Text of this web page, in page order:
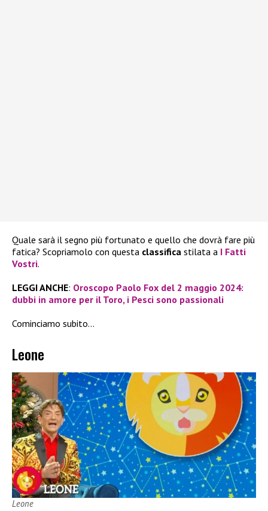
Quale sarà il segno più fortunato e quello che dovrà fare più
fatica? Scopriamolo con questa classifica stilata a I Fatti
Vostri.
LEGGI ANCHE: Oroscopo Paolo Fox del 2 maggio 2024:
dubbi in amore per il Toro, i Pesci sono passionali
Cominciamo subito…
Leone
Leone